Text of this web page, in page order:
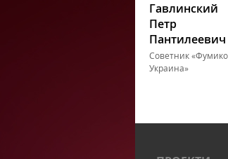
Гавлинский
Петр
Пантилеевич
Советник
Украина»